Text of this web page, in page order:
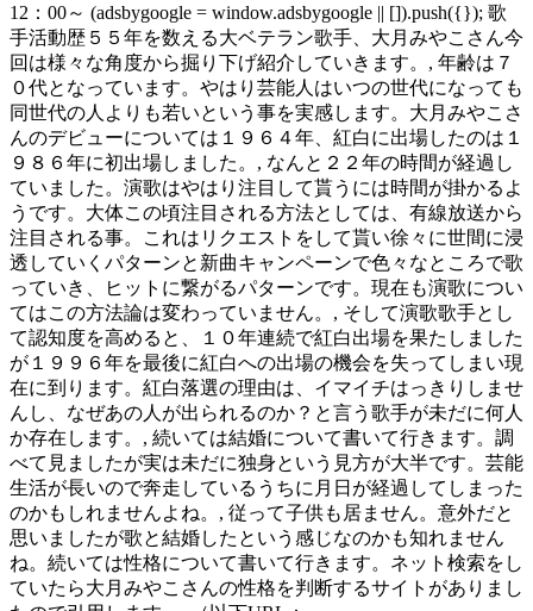
12：00～ (adsbygoogle = window.adsbygoogle || []).push({}); 歌
手活動歴５５年を数える大ベテラン歌手、大月みやこさん今
回は様々な角度から掘り下げ紹介していきます。, 年齢は７
０代となっています。やはり芸能人はいつの世代になっても
同世代の人よりも若いという事を実感します。大月みやこさ
んのデビューについては１９６４年、紅白に出場したのは１
９８６年に初出場しました。, なんと２２年の時間が経過し
ていました。演歌はやはり注目して貰うには時間が掛かるよ
うです。大体この頃注目される方法としては、有線放送から
注目される事。これはリクエストをして貰い徐々に世間に浸
透していくパターンと新曲キャンペーンで色々なところで歌
っていき、ヒットに繋がるパターンです。現在も演歌につい
てはこの方法論は変わっていません。, そして演歌歌手とし
て認知度を高めると、１０年連続で紅白出場を果たしました
が１９９６年を最後に紅白への出場の機会を失ってしまい現
在に到ります。紅白落選の理由は、イマイチはっきりしませ
んし、なぜあの人が出られるのか？と言う歌手が未だに何人
か存在します。, 続いては結婚について書いて行きます。調
べて見ましたが実は未だに独身という見方が大半です。芸能
生活が長いので奔走しているうちに月日が経過してしまった
のかもしれませんよね。, 従って子供も居ません。意外だと
思いましたが歌と結婚したという感じなのかも知れません
ね。続いては性格について書いて行きます。ネット検索をし
ていたら大月みやこさんの性格を判断するサイトがありまし